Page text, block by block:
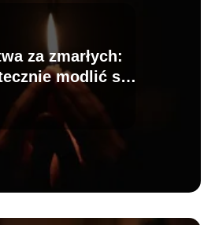
za zmarłych:
modlić się
za bliskich?